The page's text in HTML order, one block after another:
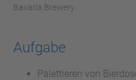
Bavaria Brewery
Aufgabe
Palettieren von